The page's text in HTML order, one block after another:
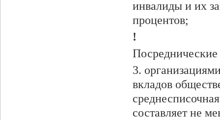
инвалиды и их
процентов;
!
3.
вкладов
составляет не